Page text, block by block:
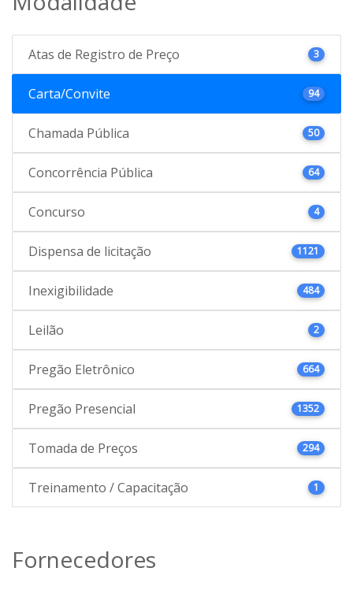
Atas de Registro de Preço 3
Carta/Convite 94
Chamada Pública 50
Concorrência Pública 64
Concurso 4
Dispensa de licitação 1121
Inexigibilidade 484
Leilão 2
Pregão Eletrônico 664
Pregão Presencial 1352
Tomada de Preços 294
Treinamento / Capacitação 1
Fornecedores